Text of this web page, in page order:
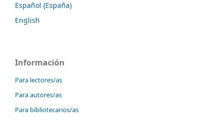
Español (España)
English
Información
Para lectores/as
Para autores/as
Para bibliotecarios/as